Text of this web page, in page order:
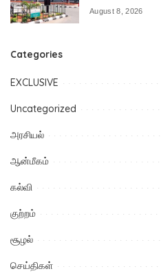
August 8, 2026
Categories
EXCLUSIVE
Uncategorized
அரசியல்
ஆன்மீகம்
கல்வி
குற்றம்
சூழல்
செய்திகள்